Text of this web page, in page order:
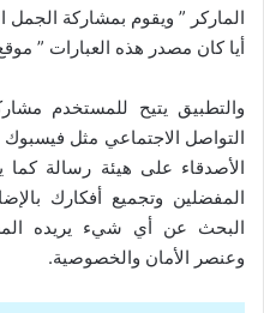
الماركر ” ويقوم بمشاركة الجمل
أيا كان مصدر هذه العبارات ”
والتطبيق يتيح للمستخدم
التواصل الاجتماعي مثل
الأصدقاء على هيئة رسالة كما
المفضلين وتجميع أفكارك
البحث عن أي شيء يريده
وعنصر الأمان والخصوصية.